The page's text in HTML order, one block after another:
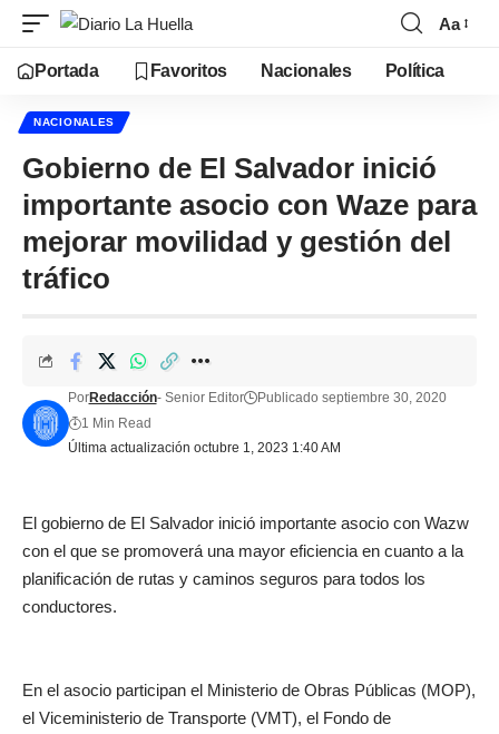
Aa
Portada Favoritos Nacionales Política
NACIONALES
Gobierno de El Salvador inició
importante asocio con Waze para
mejorar movilidad y gestión del
tráfico
Última actualización octubre 1, 2023 1:40 AM
PorRedacción- Senior Editor
Publicado septiembre 30, 2020
1 Min Read
El gobierno de El Salvador inició importante asocio con Wazw
con el que se promoverá una mayor eficiencia en cuanto a la
planificación de rutas y caminos seguros para todos los
conductores.
En el asocio participan el Ministerio de Obras Públicas (MOP),
el Viceministerio de Transporte (VMT), el Fondo de